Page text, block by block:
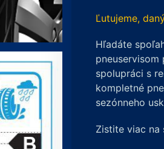
Ľutujeme,
Hľadáte
spolupráci s
kompletné
sezónneho
Zistite viac na